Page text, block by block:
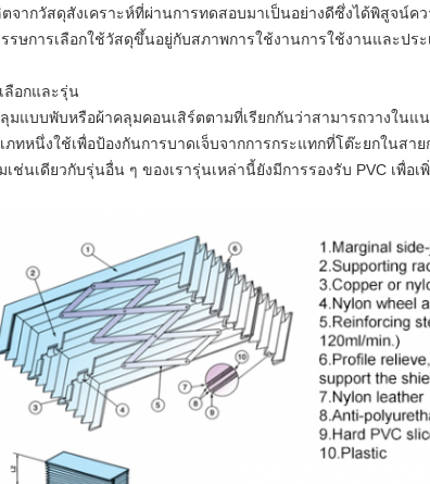
จากวัสดุสังเคราะห์ที่ผ่านการทดสอบมาเป็นอย่างดีซึ่งได้พิสูจน์
รษการเลือกใช้วัสดุขึ้นอยู่กับสภาพการใช้งานการใช้งานและปร
ลือกและรุ่น
มแบบพับหรือผ้าคลุมคอนเสิร์ตตามที่เรียกกันว่าสามารถวางใน
ภทหนึ่งใช้เพื่อป้องกันการบาดเจ็บจากการกระแทกที่โต๊ะยกในส
เช่นเดียวกับรุ่นอื่น ๆ ของเรารุ่นเหล่านี้ยังมีการรองรับ PVC เพื่อเ